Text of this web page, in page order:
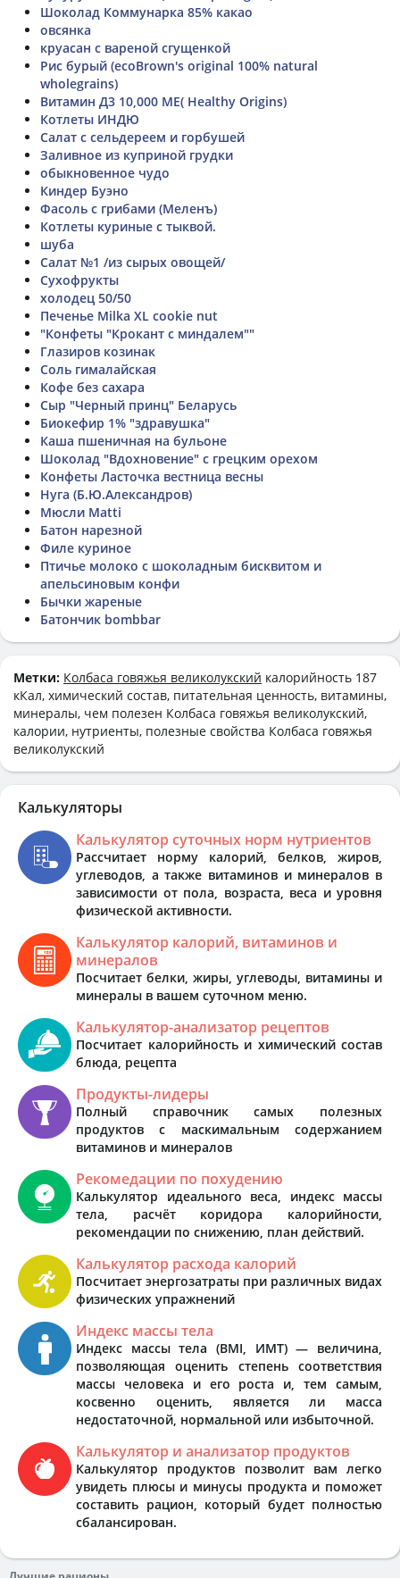
Шоколад Коммунарка 85% какао
овсянка
круасан с вареной сгущенкой
Рис бурый (ecoBrown's original 100% natural
wholegrains)
Витамин Д3 10,000 МЕ( Healthy Origins)
Котлеты ИНДЮ
Салат с сельдереем и горбушей
Заливное из куприной грудки
обыкновенное чудо
Киндер Буэно
Фасоль с грибами (Меленъ)
Котлеты куриные с тыквой.
шуба
Салат №1 /из сырых овощей/
Сухофрукты
холодец 50/50
Печенье Milka XL cookie nut
"Конфеты "Крокант с миндалем""
Глазиров козинак
Соль гималайская
Кофе без сахара
Сыр "Черный принц" Беларусь
Биокефир 1% "здравушка"
Каша пшеничная на бульоне
Шоколад "Вдохновение" с грецким орехом
Конфеты Ласточка вестница весны
Нуга (Б.Ю.Александров)
Мюсли Matti
Батон нарезной
Филе куриное
Птичье молоко с шоколадным бисквитом и
апельсиновым конфи
Бычки жареные
Батончик bombbar
Метки: Колбаса говяжья великолукский калорийность 187
кКал, химический состав, питательная ценность, витамины,
минералы, чем полезен Колбаса говяжья великолукский,
калории, нутриенты, полезные свойства Колбаса говяжья
великолукский
Калькуляторы
Калькулятор суточных норм нутриентов
Рассчитает норму калорий, белков, жиров,
углеводов, а также витаминов и минералов в
зависимости от пола, возраста, веса и уровня
физической активности.
Калькулятор калорий, витаминов и
минералов
Посчитает белки, жиры, углеводы, витамины и
минералы в вашем суточном меню.
Калькулятор-анализатор рецептов
Посчитает калорийность и химический состав
блюда, рецепта
Продукты-лидеры
Полный справочник самых полезных
продуктов с маскимальным содержанием
витаминов и минералов
Рекомедации по похудению
Калькулятор идеального веса, индекс массы
тела, расчёт коридора калорийности,
рекомендации по снижению, план действий.
Калькулятор расхода калорий
Посчитает энергозатраты при различных видах
физических упражнений
Индекс массы тела
Индекс массы тела (BMI, ИМТ) — величина,
позволяющая оценить степень соответствия
массы человека и его роста и, тем самым,
косвенно оценить, является ли масса
недостаточной, нормальной или избыточной.
Калькулятор и анализатор продуктов
Калькулятор продуктов позволит вам легко
увидеть плюсы и минусы продукта и поможет
составить рацион, который будет полностью
сбалансирован.